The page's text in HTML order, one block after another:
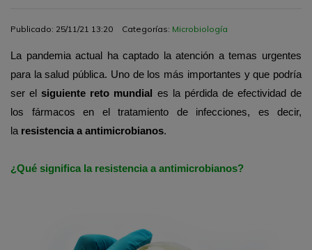
Publicado: 25/11/21 13:20 Categorías: Microbiología
La pandemia actual ha captado la atención a temas urgentes
para la salud pública. Uno de los más importantes y que podría
ser elsiguiente reto mundial
es la pérdida de efectividad de
los fármacos en el tratamiento de infecciones, es decir,
la resistencia a antimicrobianos.
¿Qué significa la resistencia a antimicrobianos?